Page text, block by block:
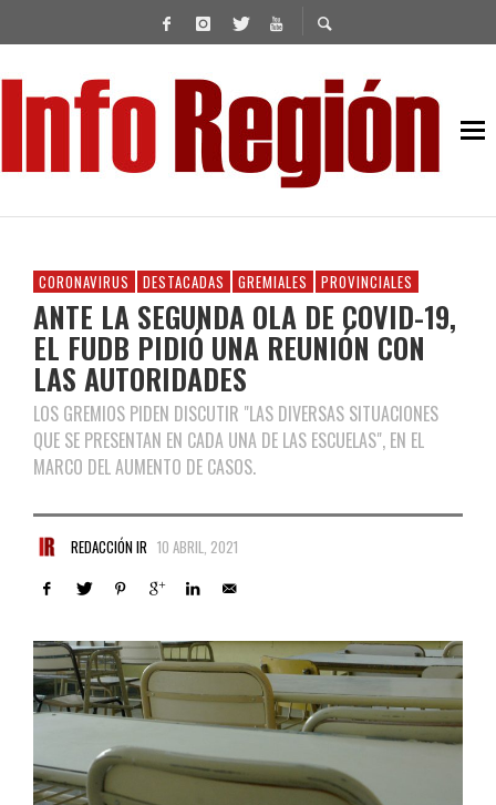
CORONAVIRUS DESTACADAS GREMIALES PROVINCIALES
ANTE LA SEGUNDA OLA DE COVID-19,
EL FUDB PIDIÓ UNA REUNIÓN CON
LAS AUTORIDADES
LOS GREMIOS PIDEN DISCUTIR "LAS DIVERSAS SITUACIONES
QUE SE PRESENTAN EN CADA UNA DE LAS ESCUELAS", EN EL
MARCO DEL AUMENTO DE CASOS.
REDACCIÓN IR 10 ABRIL, 2021